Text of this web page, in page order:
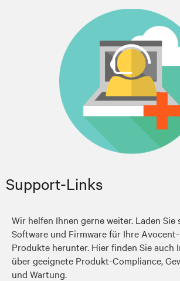
Support-Links
Wir helfen Ihnen gerne weiter. Laden Sie
Software und Firmware für Ihre
Produkte herunter. Hier finden Sie auch
über geeignete Produkt-Compliance,
und Wartung.